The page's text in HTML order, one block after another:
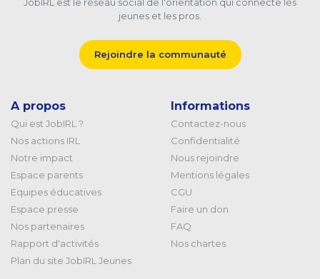
JobIRL est le réseau social de l'orientation qui connecte les
jeunes et les pros.
Rejoindre la communauté
A propos
Qui est JobIRL ?
Nos actions IRL
Notre impact
Espace parents
Equipes éducatives
Espace presse
Nos partenaires
Rapport d'activités
Plan du site JobIRL Jeunes
Informations
Contactez-nous
Confidentialité
Nous rejoindre
Mentions légales
CGU
Faire un don
FAQ
Nos chartes